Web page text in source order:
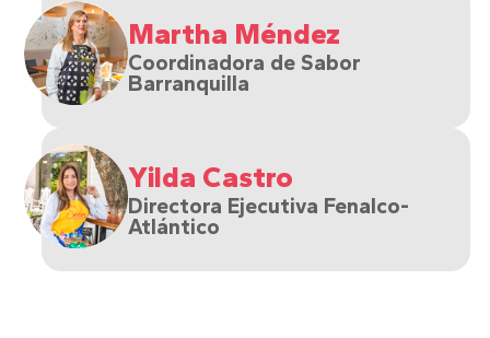
Martha Méndez
Coordinadora de Sabor
Barranquilla
Yilda Castro
Directora Ejecutiva Fenalco-
Atlántico